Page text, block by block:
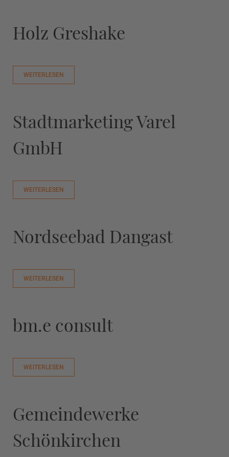
Holz Greshake
WEITERLESEN
Stadtmarketing Varel
GmbH
WEITERLESEN
Nordseebad Dangast
WEITERLESEN
bm.e consult
WEITERLESEN
Gemeindewerke
Schönkirchen